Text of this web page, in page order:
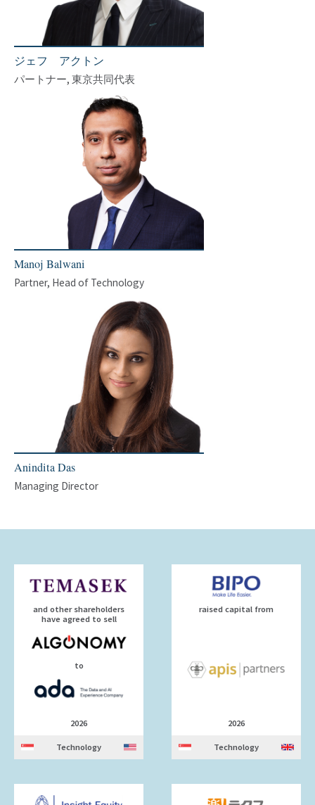
ジェフ アクトン
パートナー, 東京共同代表
Manoj Balwani
Partner, Head of Technology
Anindita Das
Managing Director
and other shareholders
have agreed to sell
to
2026
Technology
raised capital from
2026
Technology